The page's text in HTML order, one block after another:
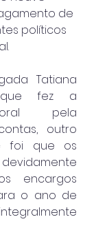
de
políticos
Tatiana
que fez a
pela
outro
foi que os
encargos
o ano de